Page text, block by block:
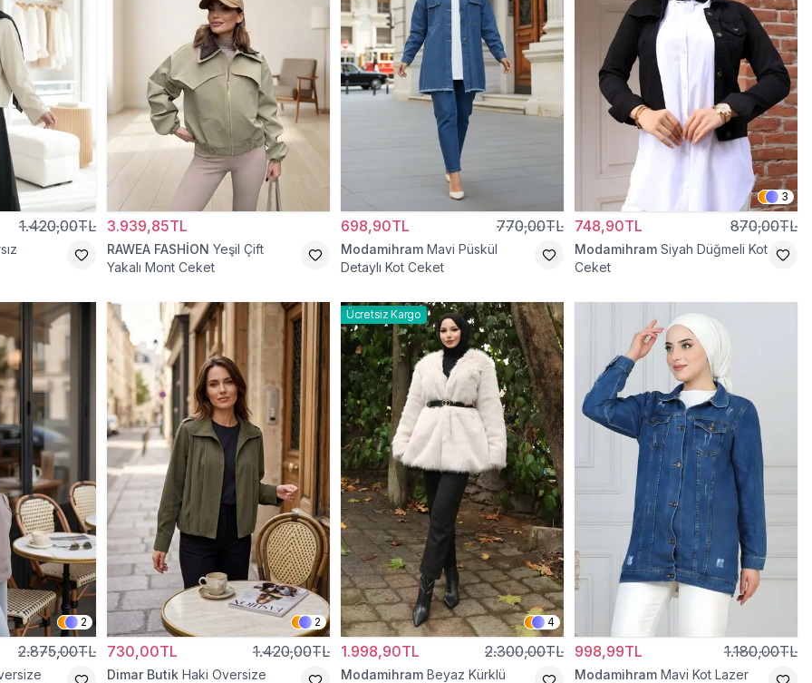
1.420,00TL 3.939,85TL
RAWEA FASHİON Yeşil Çift
Yakalı Mont Ceket
698,90TL 770,00TL
Modamihram Mavi Püskül
Detaylı Kot Ceket
3
748,90TL 870,00TL
Modamihram Siyah Düğmeli Kot
Ceket
2
2.875,00TL
2
730,00TL 1.420,00TL
Dimar Butik Haki Oversize
Ücretsiz Kargo
4
1.998,90TL 2.300,00TL
Modamihram Beyaz Kürklü
998,99TL 1.180,00TL
Modamihram Mavi Kot Lazer